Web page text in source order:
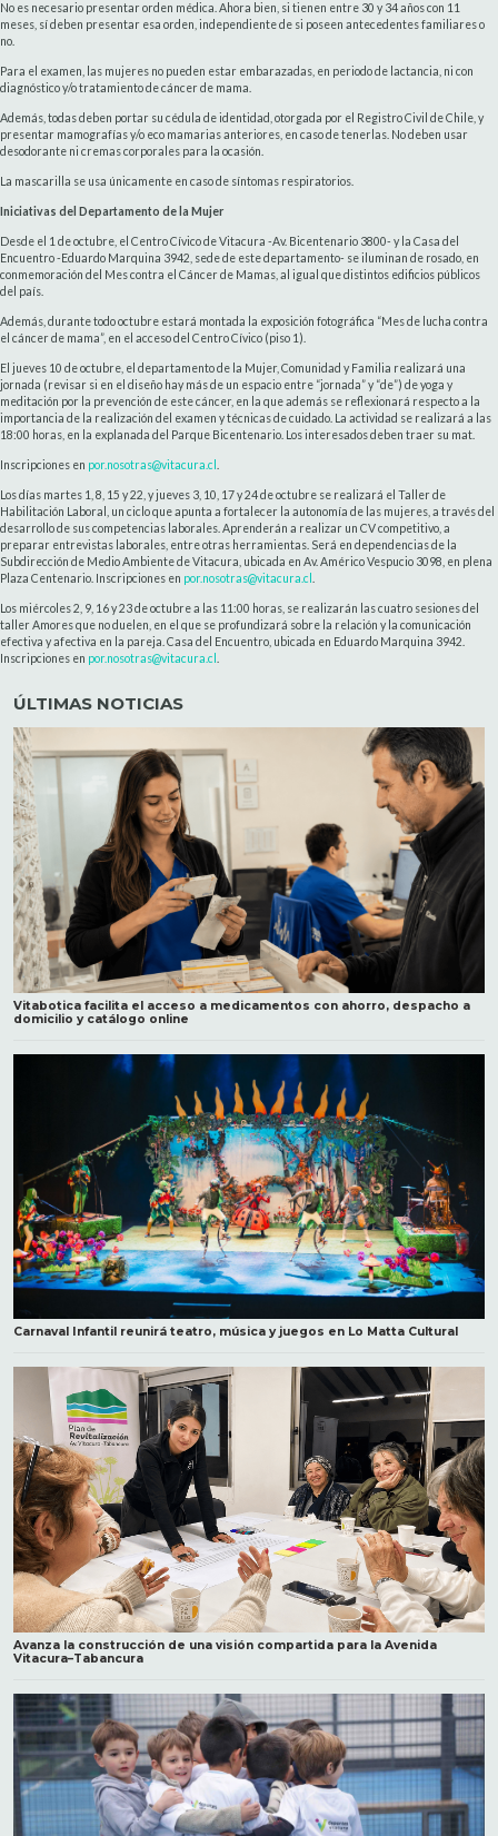
No es necesario presentar orden médica. Ahora bien, si tienen entre 30 y 34 años con 11
meses, sí deben presentar esa orden, independiente de si poseen antecedentes familiares o
no.
Para el examen, las mujeres no pueden estar embarazadas, en periodo de lactancia, ni con
diagnóstico y/o tratamiento de cáncer de mama.
Además, todas deben portar su cédula de identidad, otorgada por el Registro Civil de Chile, y
presentar mamografías y/o eco mamarias anteriores, en caso de tenerlas. No deben usar
desodorante ni cremas corporales para la ocasión.
La mascarilla se usa únicamente en caso de síntomas respiratorios.
Iniciativas del Departamento de la Mujer
Desde el 1 de octubre, el Centro Cívico de Vitacura -Av. Bicentenario 3800- y la Casa del
Encuentro -Eduardo Marquina 3942, sede de este departamento- se iluminan de rosado, en
conmemoración del Mes contra el Cáncer de Mamas, al igual que distintos edificios públicos
del país.
Además, durante todo octubre estará montada la exposición fotográfica “Mes de lucha contra
el cáncer de mama”, en el acceso del Centro Cívico (piso 1).
El jueves 10 de octubre, el departamento de la Mujer, Comunidad y Familia realizará una
jornada (revisar si en el diseño hay más de un espacio entre “jornada” y “de”) de yoga y
meditación por la prevención de este cáncer, en la que además se reflexionará respecto a la
importancia de la realización del examen y técnicas de cuidado. La actividad se realizará a las
18:00 horas, en la explanada del Parque Bicentenario. Los interesados deben traer su mat.
Inscripciones en por.nosotras@vitacura.cl
Los días martes 1, 8, 15 y 22, y jueves 3, 10, 17 y 24 de octubre se realizará el Taller de
Habilitación Laboral, un ciclo que apunta a fortalecer la autonomía de las mujeres, a través del
desarrollo de sus competencias laborales. Aprenderán a realizar un CV competitivo, a
preparar entrevistas laborales, entre otras herramientas. Será en dependencias de la
Subdirección de Medio Ambiente de Vitacura, ubicada en Av. Américo Vespucio 3098, en plena
Plaza Centenario. Inscripciones en por.nosotras@vitacura.cl
Los miércoles 2, 9, 16 y 23 de octubre a las 11:00 horas, se realizarán las cuatro sesiones del
taller Amores que no duelen, en el que se profundizará sobre la relación y la comunicación
efectiva y afectiva en la pareja. Casa del Encuentro, ubicada en Eduardo Marquina 3942.
Inscripciones en por.nosotras@vitacura.cl
ÚLTIMAS NOTICIAS
Vitabotica facilita el acceso a medicamentos con ahorro, despacho a
domicilio y catálogo online
Carnaval Infantil reunirá teatro, música y juegos en Lo Matta Cultural
Avanza la construcción de una visión compartida para la Avenida
Vitacura–Tabancura